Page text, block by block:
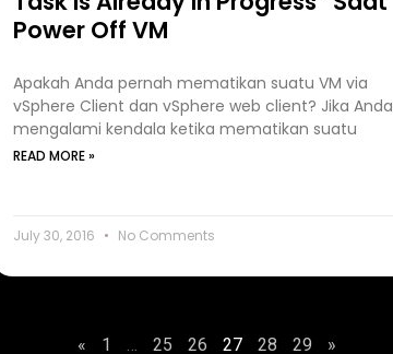
Power Off VM
Apakah Anda pernah mematikan suatu VM via
vSphere Client dan vSphere web client? Jika Anda
mengalami kendala ketika mematikan suatu
READ MORE »
July 30, 2016 No Comments
« 1 25 26 27 28 29 »